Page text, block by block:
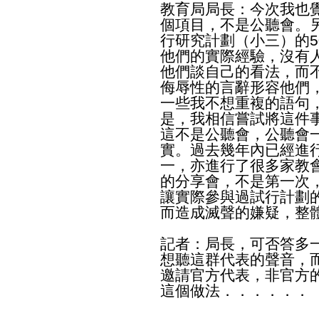
教育局局長：今次我也
個項目，不是公聽會。
行研究計劃（小三）的
他們的實際經驗，沒有
他們談自己的看法，而
侮辱性的言辭形容他們
一些我不想重複的語句
是，我相信嘗試將這件
這不是公聽會，公聽會
實。過去幾年內已經進
一，亦進行了很多家教
的分享會，不是第一次
讓實際參與過試行計劃
而造成滅聲的嫌疑，整
記者：局長，可否答多
想聽這群代表的聲音，
邀請官方代表，非官方
這個做法．．．．．．